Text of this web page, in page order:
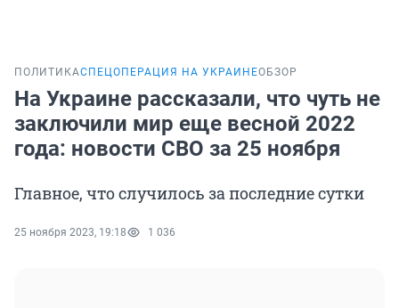
ПОЛИТИКАСПЕЦОПЕРАЦИЯ НА УКРАИНЕОБЗОР
На Украине рассказали, что чуть не
заключили мир еще весной 2022
года: новости СВО за 25 ноября
Главное, что случилось за последние сутки
25 ноября 2023, 19:18 1 036